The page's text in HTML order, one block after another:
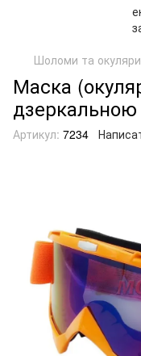
Шоломи та окуляри
Маска
дзеркальною
Артикул: 7234